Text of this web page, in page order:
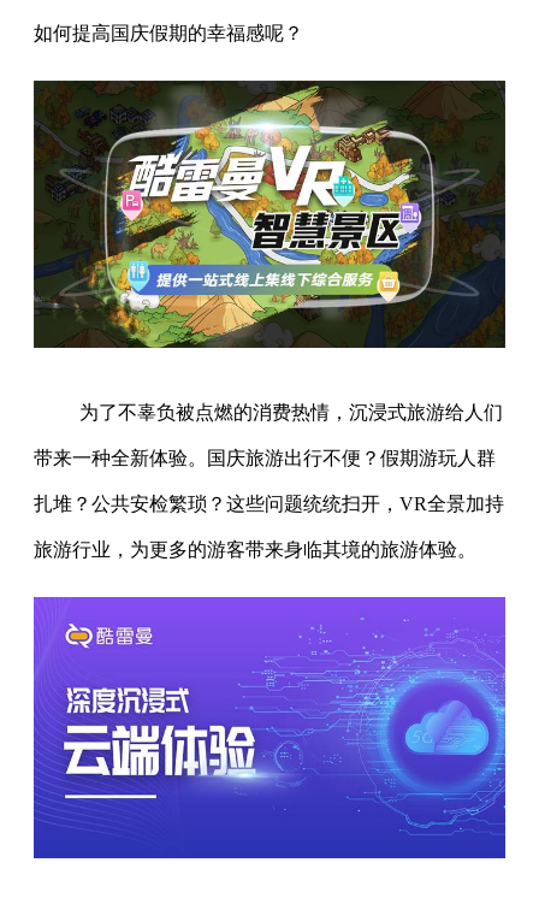
如何提高国庆假期的幸福感呢？
为了不辜负被点燃的消费热情，沉浸式旅游给人们
带来一种全新体验。国庆旅游出行不便？假期游玩人群
扎堆？公共安检繁琐？这些问题统统扫开，VR全景加持
旅游行业，为更多的游客带来身临其境的旅游体验。